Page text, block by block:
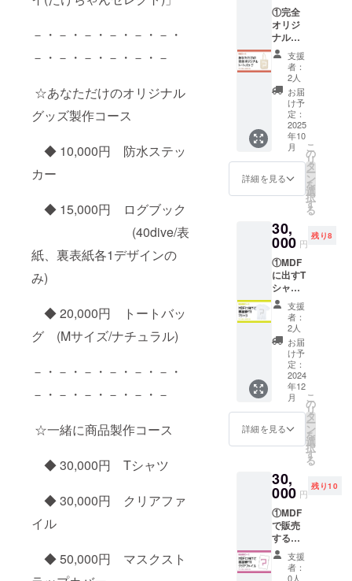
－・－・－・－・－・－・
－・－・－・－・－・－
☆あなただけのオリジナル
グッズ製作コース
◆ 10,000円 防水ステッ
カー
◆ 15,000円 ログブック
(40dive/表
紙、裏表紙各1デザインの
み)
◆ 20,000円 トートバッ
グ (Mサイズ/ナチュラル)
－・－・－・－・－・－・
－・－・－・－・－・－
☆一緒に商品製作コース
◆ 30,000円 Tシャツ
◆ 30,000円 クリアファ
イル
◆ 50,000円 マスクスト
りま
す。
・著
作権を
侵害す
るもの
は不可
となり
ます。
②フェ
ア当
日、
ブース
にお名
前掲載
※備考
載可能
なニッ
クネー
ムなど
の
お名前
をご記
入くだ
さい。
トを基
にデザ
インの
下書き
を作成
し
メール
にて確
認後、
ペン入
れ(清書)
を行い
ます。
き直し
はペン
までと
なりま
す。
・
データ
でのデ
ザイン
のお渡
しは不
可とな
りま
す。
・著
作権を
侵害す
は不可
となり
ア当
日、
ブース
パネル
にお名
前掲載
※備考
欄に掲
フェア
当日、
ブース
パネル
にお名
前掲載
※備考
欄に掲
載可能
なニッ
クネー
ムなど
の
お名前
①完全
オリジ
ナル
トート
バッグ
※サイ
ズ：M
(横
36cm×
高さ
37cm×
奥行
11cm)
※プリ
ント範
囲：片
縦
24cm×
横20cm
【デ
ザイン
作成
ルー
ル】
・作
成する
デザイ
ンは1点
のみと
なりま
す。
・備
考欄に
れたい
文字な
どを
詳
しくご
記入く
ださ
い。
支援
者：
2人
お届
け予
定：
2025
年10
月
詳細を見る
こ
の
リ
タ
ー
ン
を
選
択
す
る
30,
000 円
残り8
①MDF
に出すT
シャツ
を一緒
に製
作！
＆その
商品を
先行で
提供！
※半袖
のプリ
ントT
シャツ
となり
ます。
な海の
生き
物、モ
チー
フ、色
などの
デザイ
ンを
自
支援
者：
2人
お届
け予
定：
2024
年12
月
詳細を見る
こ
の
リ
タ
ー
ン
を
選
択
す
る
30,
000 円
残り10
①MDF
で販売
するク
リア
ファイ
ルを一
支援
者：
0人